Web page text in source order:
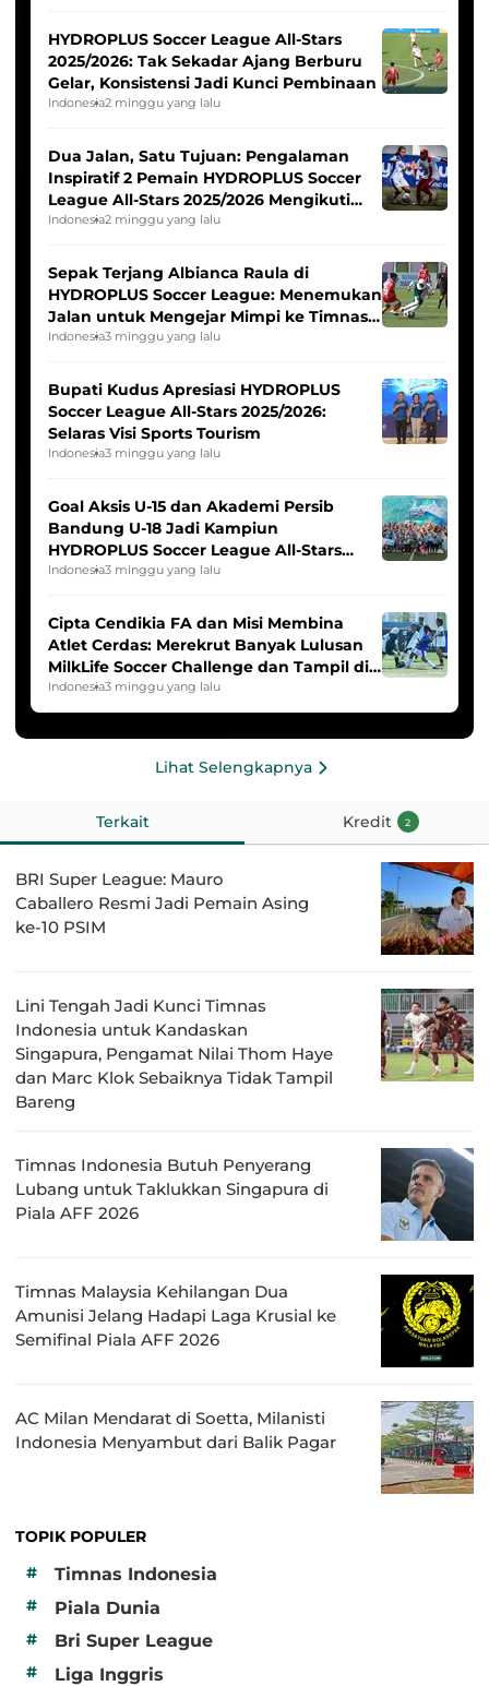
HYDROPLUS Soccer League All-Stars
2025/2026: Tak Sekadar Ajang Berburu
Gelar, Konsistensi Jadi Kunci Pembinaan
Indonesia2 minggu yang lalu
Dua Jalan, Satu Tujuan: Pengalaman
Inspiratif 2 Pemain HYDROPLUS Soccer
League All-Stars 2025/2026 Mengikuti
Seleksi Timnas Indonesia Putri
Indonesia2 minggu yang lalu
Sepak Terjang Albianca Raula di
HYDROPLUS Soccer League: Menemukan
Jalan untuk Mengejar Mimpi ke Timnas
Indonesia Putri
Indonesia3 minggu yang lalu
Bupati Kudus Apresiasi HYDROPLUS
Soccer League All-Stars 2025/2026:
Selaras Visi Sports Tourism
Indonesia3 minggu yang lalu
Goal Aksis U-15 dan Akademi Persib
Bandung U-18 Jadi Kampiun
HYDROPLUS Soccer League All-Stars
2025/2026
Indonesia3 minggu yang lalu
Cipta Cendikia FA dan Misi Membina
Atlet Cerdas: Merekrut Banyak Lulusan
MilkLife Soccer Challenge dan Tampil di
HYDROPLUS Soccer League
Indonesia3 minggu yang lalu
Lihat Selengkapnya
Terkait Kredit 2
BRI Super League: Mauro
Caballero Resmi Jadi Pemain Asing
ke-10 PSIM
Lini Tengah Jadi Kunci Timnas
Indonesia untuk Kandaskan
Singapura, Pengamat Nilai Thom Haye
dan Marc Klok Sebaiknya Tidak Tampil
Bareng
Timnas Indonesia Butuh Penyerang
Lubang untuk Taklukkan Singapura di
Piala AFF 2026
Timnas Malaysia Kehilangan Dua
Amunisi Jelang Hadapi Laga Krusial ke
Semifinal Piala AFF 2026
AC Milan Mendarat di Soetta, Milanisti
Indonesia Menyambut dari Balik Pagar
TOPIK POPULER
#
Timnas Indonesia
# Piala Dunia
# Bri Super League
# Liga Inggris